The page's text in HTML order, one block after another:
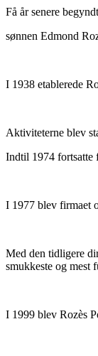
Få år senere
sønnen Edmond
I 1938 etablerede
Aktiviteterne blev
Indtil 1974 fortsatte
I 1977 blev firmaet
Med den tidligere
smukkeste og mest
I 1999 blev Rozès